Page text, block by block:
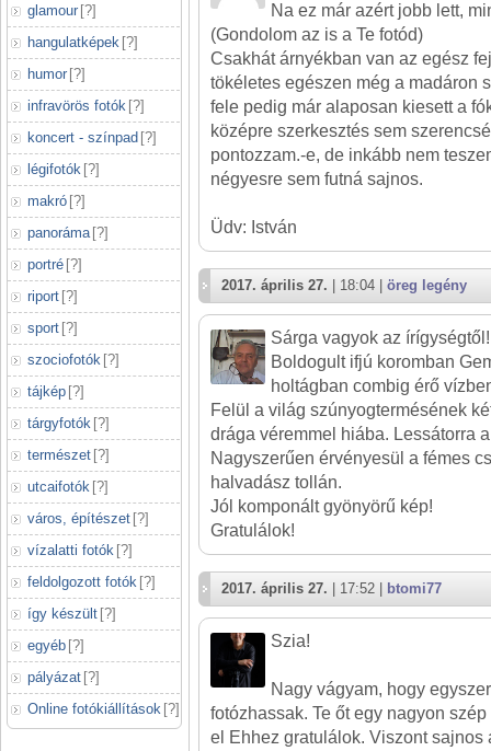
glamour [?]
hangulatképek [?]
humor [?]
infravörös fotók [?]
koncert - színpad [?]
légifotók [?]
makró [?]
panoráma [?]
portré [?]
riport [?]
sport [?]
szociofotók [?]
tájkép [?]
tárgyfotók [?]
természet [?]
utcaifotók [?]
város, építészet [?]
vízalatti fotók [?]
feldolgozott fotók [?]
így készült [?]
egyéb [?]
pályázat [?]
Online fotókiállítások [?]
Na ez már azért jobb lett,
(Gondolom az is a Te fotód)
Csakhát árnyékban van az egész
tökéletes egészen még a madáron
fele pedig már alaposan kiesett a
középre szerkesztés sem
pontozzam.-e, de inkább nem
négyesre sem futná sajnos.
Üdv: István
2017. április 27. | 18:04 | öreg legény
Sárga vagyok az írígységtől!
Boldogult ifjú koromban
holtágban combig érő
Felül a világ szúnyogtermésének
drága véremmel hiába. Lessátorra
Nagyszerűen érvényesül a fémes
halvadász tollán.
Jól komponált gyönyörű kép!
Gratulálok!
2017. április 27. | 17:52 | btomi77
Szia!
Nagy vágyam, hogy
fotózhassak. Te őt egy nagyon
el Ehhez gratulálok. Viszont sajnos